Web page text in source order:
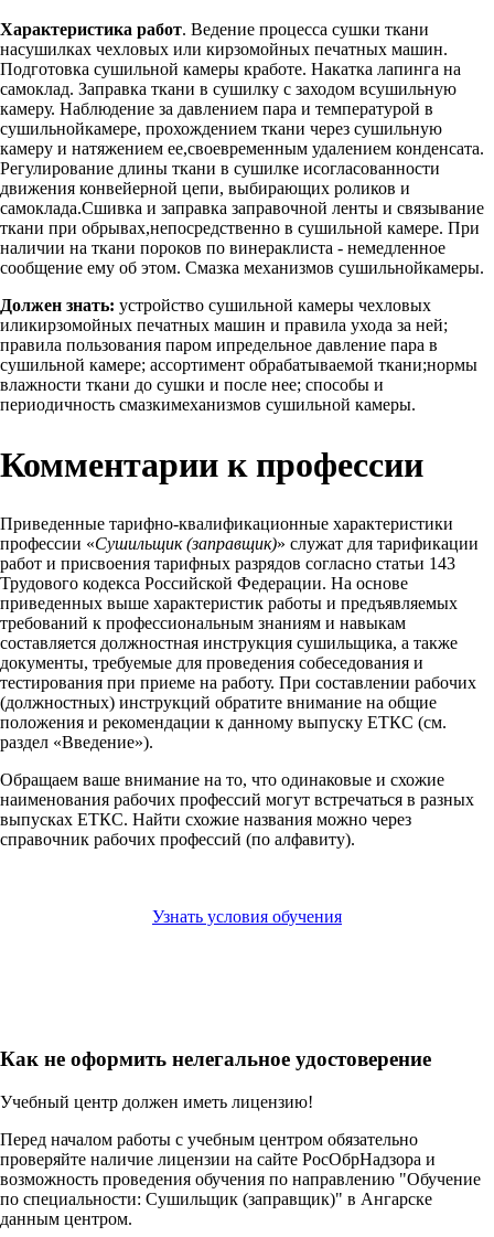
Характеристика работ. Ведение процесса сушки ткани
насушилках чехловых или кирзомойных печатных машин.
Подготовка сушильной камеры кработе. Накатка лапинга на
самоклад. Заправка ткани в сушилку с заходом всушильную
камеру. Наблюдение за давлением пара и температурой в
сушильнойкамере, прохождением ткани через сушильную
камеру и натяжением ее,своевременным удалением конденсата.
Регулирование длины ткани в сушилке исогласованности
движения конвейерной цепи, выбирающих роликов и
самоклада.Сшивка и заправка заправочной ленты и связывание
ткани при обрывах,непосредственно в сушильной камере. При
наличии на ткани пороков по винераклиста - немедленное
сообщение ему об этом. Смазка механизмов сушильнойкамеры.
Должен знать: устройство сушильной камеры чехловых
иликирзомойных печатных машин и правила ухода за ней;
правила пользования паром ипредельное давление пара в
сушильной камере; ассортимент обрабатываемой ткани;нормы
влажности ткани до сушки и после нее; способы и
периодичность смазкимеханизмов сушильной камеры.
Комментарии к профессии
Приведенные тарифно-квалификационные характеристики
профессии «Сушильщик (заправщик)» служат для тарификации
работ и присвоения тарифных разрядов согласно статьи 143
Трудового кодекса Российской Федерации. На основе
приведенных выше характеристик работы и предъявляемых
требований к профессиональным знаниям и навыкам
составляется должностная инструкция сушильщика, а также
документы, требуемые для проведения собеседования и
тестирования при приеме на работу. При составлении рабочих
(должностных) инструкций обратите внимание на общие
положения и рекомендации к данному выпуску ЕТКС (см.
раздел «Введение»).
Обращаем ваше внимание на то, что одинаковые и схожие
наименования рабочих профессий могут встречаться в разных
выпусках ЕТКС. Найти схожие названия можно через
справочник рабочих профессий (по алфавиту).
Узнать условия обучения
Как не оформить нелегальное удостоверение
Учебный центр должен иметь лицензию!
Перед началом работы с учебным центром обязательно
проверяйте наличие лицензии на сайте РосОбрНадзора и
возможность проведения обучения по направлению "Обучение
по специальности: Сушильщик (заправщик)" в Ангарске
данным центром.